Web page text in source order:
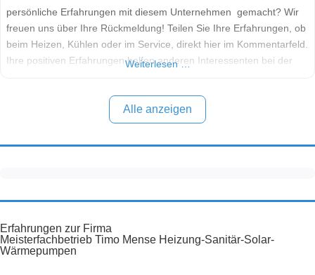
persönliche Erfahrungen mit diesem Unternehmen gemacht? Wir
freuen uns über Ihre Rückmeldung! Teilen Sie Ihre Erfahrungen, ob
beim Heizen, Kühlen oder im Service, direkt hier im Kommentarfeld.
Ihre positiven Erfahrungen helfen anderen Interessenten bei der
Weiterlesen …
Alle anzeigen
Erfahrungen zur Firma
Meisterfachbetrieb Timo Mense Heizung-Sanitär-Solar-
Wärmepumpen